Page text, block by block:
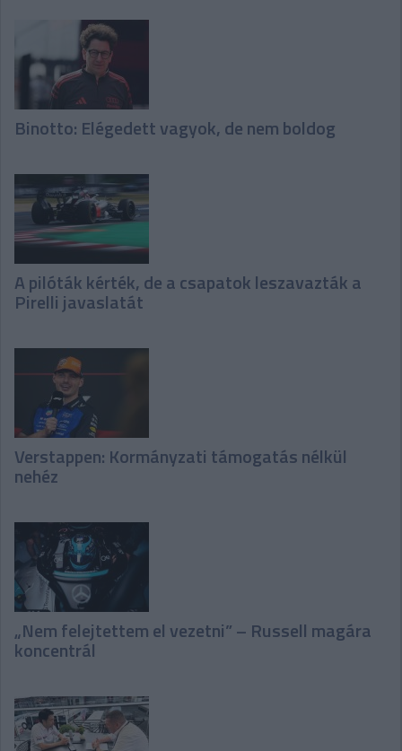
Binotto: Elégedett vagyok, de nem boldog
A pilóták kérték, de a csapatok leszavazták a
Pirelli javaslatát
Verstappen: Kormányzati támogatás nélkül
nehéz
„Nem felejtettem el vezetni” – Russell magára
koncentrál